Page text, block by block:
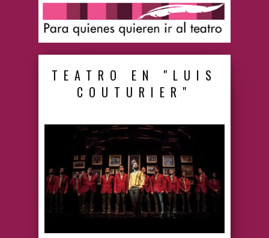
TEATRO EN "LUIS
COUTURIER"